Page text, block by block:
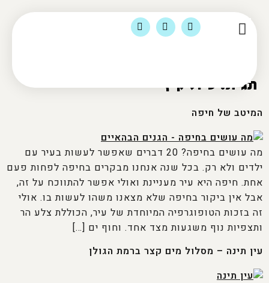
תגית:טיול קיץ
המיטב של חיפה
מה עושים בחיפה? 20 דברים שאפשר לעשות בעיר עם
ילדים ולא רק. בכל שנה אנחנו מבקרים בחיפה לפחות פעם
אחת. חיפה היא עיר מעניינת ואולי אפשר להתווכח על זה,
אבל אין ביקור בחיפה שלא מצאנו משהו לעשות בו. אולי
זה בזכות הטופוגרפיה המיוחדת של עיר, הכוללת צלע הר
ותצפיות נוף משגעות מצד אחד. וחוף ים […]
עין תינה – מסלול מים קצר ברמת הגולן